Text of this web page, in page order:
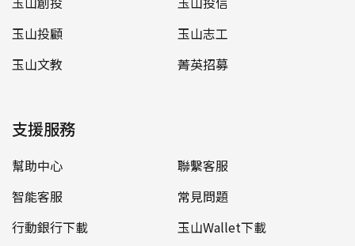
玉山投顧
玉山志工
玉山文教
菁英招募
支援服務
幫助中心
聯繫客服
智能客服
常見問題
行動銀行下載
玉山Wallet下載